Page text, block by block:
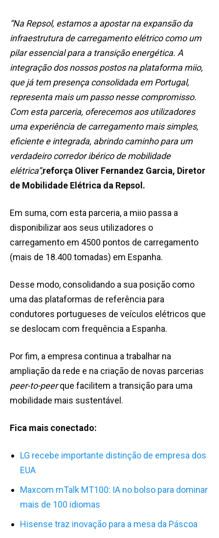
“Na Repsol, estamos a apostar na expansão da
infraestrutura de carregamento elétrico como um
pilar essencial para a transição energética. A
integração dos nossos postos na plataforma miio,
que já tem presença consolidada em Portugal,
representa mais um passo nesse compromisso.
Com esta parceria, oferecemos aos utilizadores
uma experiência de carregamento mais simples,
eficiente e integrada, abrindo caminho para um
verdadeiro corredor ibérico de mobilidade
elétrica”,reforça Oliver Fernandez Garcia, Diretor
de Mobilidade Elétrica da Repsol.
Em suma, com esta parceria, a miio passa a
disponibilizar aos seus utilizadores o
carregamento em 4500 pontos de carregamento
(mais de 18.400 tomadas) em Espanha.
Desse modo, consolidando a sua posição como
uma das plataformas de referência para
condutores portugueses de veículos elétricos que
se deslocam com frequência a Espanha.
Por fim, a empresa continua a trabalhar na
ampliação da rede e na criação de novas parcerias
peer-to-peerque facilitem a transição para uma
mobilidade mais sustentável.
Fica mais conectado:
LG recebe importante distinção de empresa dos
EUA
Maxcom mTalk MT100: IA no bolso para dominar
mais de 100 idiomas
Hisense traz inovação para a mesa da Páscoa